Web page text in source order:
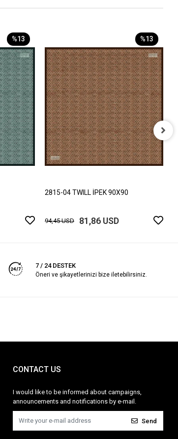
%13 %13
2815-04 TWILL İPEK 90X90
94,45 USD 81,86 USD
7 / 24 DESTEK
Öneri ve şikayetlerinizi bize iletebilirsiniz.
CONTACT US
I would like to be informed about campaigns,
announcements and notifications by e-mail.
Send